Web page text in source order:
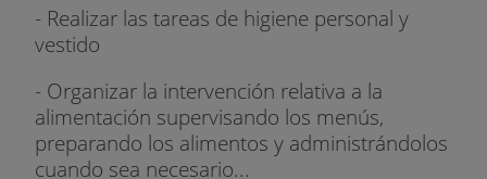
- Realizar las tareas de higiene personal y
vestido
- Organizar la intervención relativa a la
alimentación supervisando los menús,
preparando los alimentos y administrándolos
cuando sea necesario...